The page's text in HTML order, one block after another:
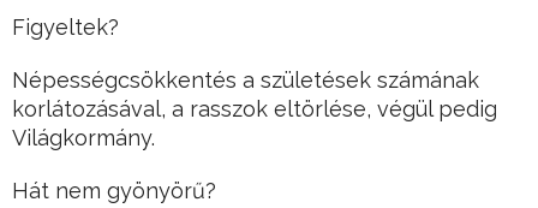
Figyeltek?
Népességcsökkentés a születések számának
korlátozásával, a rasszok eltörlése, végül pedig
Világkormány.
Hát nem gyönyörű?